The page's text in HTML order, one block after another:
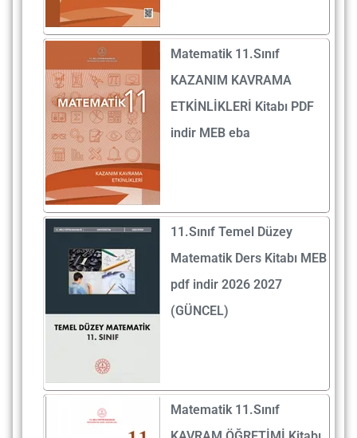
Matematik 11.Sınıf
KAZANIM KAVRAMA
ETKİNLİKLERİ Kitabı PDF
indir MEB eba
11.Sınıf Temel Düzey
Matematik Ders Kitabı MEB
pdf indir 2026 2027
(GÜNCEL)
Matematik 11.Sınıf